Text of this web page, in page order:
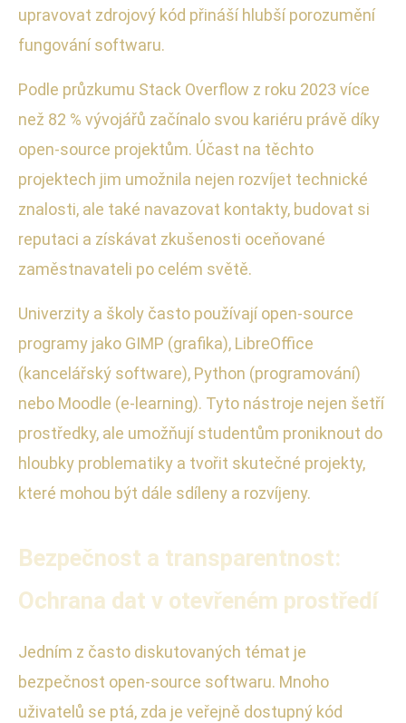
upravovat zdrojový kód přináší hlubší porozumění
fungování softwaru.
Podle průzkumu Stack Overflow z roku 2023 více
než 82 % vývojářů začínalo svou kariéru právě díky
open-source projektům. Účast na těchto
projektech jim umožnila nejen rozvíjet technické
znalosti, ale také navazovat kontakty, budovat si
reputaci a získávat zkušenosti oceňované
zaměstnavateli po celém světě.
Univerzity a školy často používají open-source
programy jako GIMP (grafika), LibreOffice
(kancelářský software), Python (programování)
nebo Moodle (e-learning). Tyto nástroje nejen šetří
prostředky, ale umožňují studentům proniknout do
hloubky problematiky a tvořit skutečné projekty,
které mohou být dále sdíleny a rozvíjeny.
Bezpečnost a transparentnost:
Ochrana dat v otevřeném prostředí
Jedním z často diskutovaných témat je
bezpečnost open-source softwaru. Mnoho
uživatelů se ptá, zda je veřejně dostupný kód